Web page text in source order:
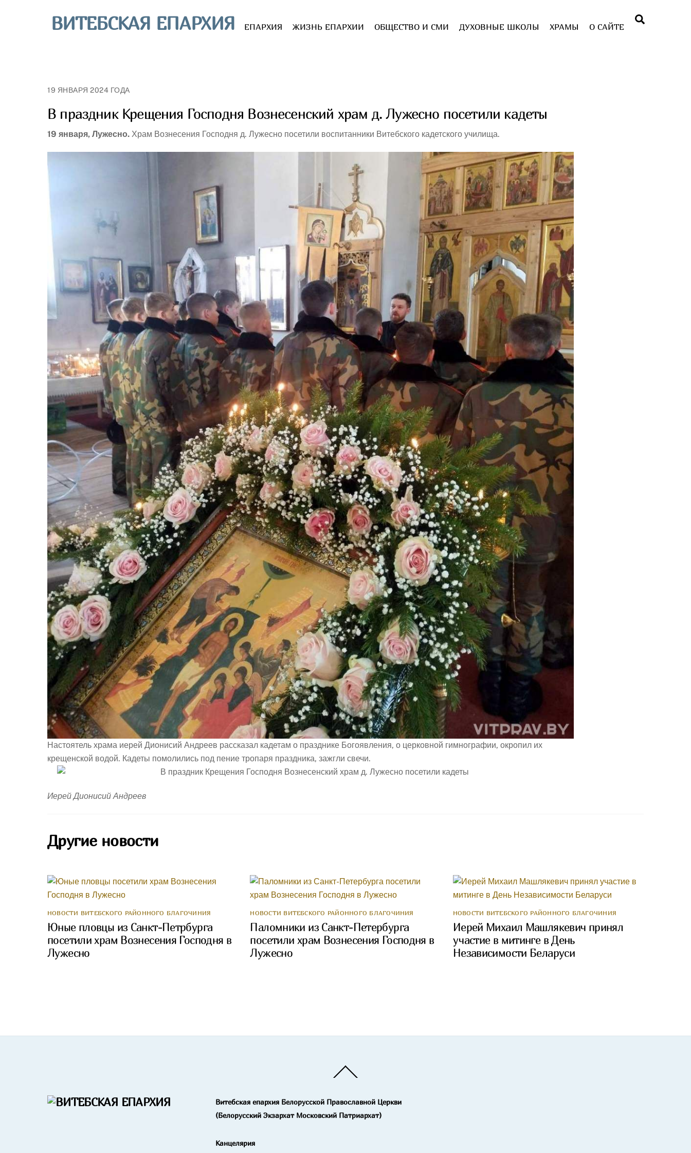
ВИТЕБСКАЯ ЕПАРХИЯ ЕПАРХИЯ ЖИЗНЬ ЕПАРХИИ ОБЩЕСТВО И СМИ ДУХОВНЫЕ ШКОЛЫ ХРАМЫ О САЙТЕ
19 ЯНВАРЯ 2024 ГОДА
В праздник Крещения Господня Вознесенский храм д. Лужесно посетили кадеты
19 января, Лужесно. Храм Вознесения Господня д. Лужесно посетили воспитанники Витебского кадетского училища.
Настоятель храма иерей Дионисий Андреев рассказал кадетам о празднике Богоявления, о церковной гимнографии, окропил их
крещенской водой. Кадеты помолились под пение тропаря праздника, зажгли свечи.
Иерей Дионисий Андреев
Другие новости
НОВОСТИ ВИТЕБСКОГО РАЙОННОГО БЛАГОЧИНИЯ
Юные пловцы из Санкт-Петрбурга
посетили храм Вознесения Господня в
Лужесно
НОВОСТИ ВИТЕБСКОГО РАЙОННОГО БЛАГОЧИНИЯ
Паломники из Санкт-Петербурга
посетили храм Вознесения Господня в
Лужесно
НОВОСТИ ВИТЕБСКОГО РАЙОННОГО БЛАГОЧИНИЯ
Иерей Михаил Машлякевич принял
участие в митинге в День
Независимости Беларуси
To
Витебская епархия Белорусской Православной Церкви
(Белорусский Экзархат Московский Патриархат)
Канцелярия